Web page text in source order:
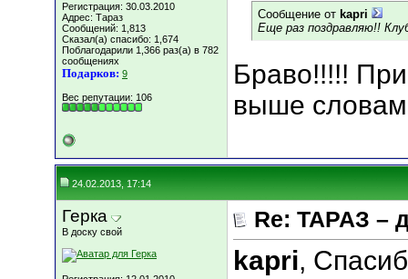
Регистрация: 30.03.2010
Адрес: Тараз
Сообщений: 1,813
Сказал(а) спасибо: 1,674
Поблагодарили 1,366 раз(а) в 782
сообщениях
Подарков: 9
Вес репутации: 106
Сообщение от kapri
Еще раз поздравляю!!
Браво!!!!!
выше
24.02.2013, 17:14
Герка
В доску свой Re: ТАРАЗ –
kapri,